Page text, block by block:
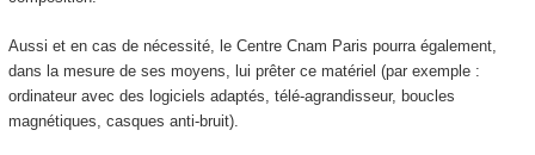
Aussi et en cas de nécessité, le Centre Cnam Paris pourra également,
dans la mesure de ses moyens, lui prêter ce matériel (par exemple :
ordinateur avec des logiciels adaptés, télé-agrandisseur, boucles
magnétiques, casques anti-bruit).